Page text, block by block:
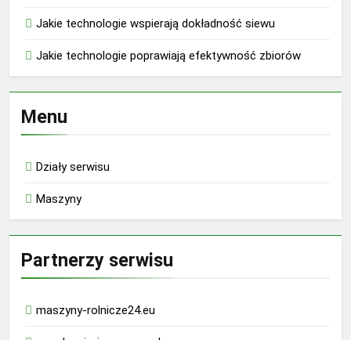
Jakie technologie wspierają dokładność siewu
Jakie technologie poprawiają efektywność zbiorów
Menu
Działy serwisu
Maszyny
Partnerzy serwisu
maszyny-rolnicze24.eu